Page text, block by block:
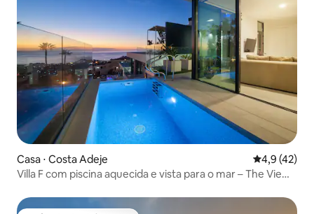
Casa ⋅ Costa Adeje 4,9 de uma
4,9 (42)
Villa F com piscina aquecida e vista para o mar – The View